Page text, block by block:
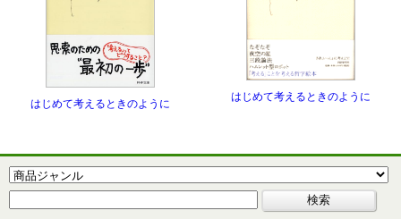
はじめて考えるときのように
はじめて考えるときのように